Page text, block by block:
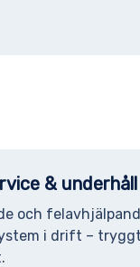
& underhåll
och
i drift –